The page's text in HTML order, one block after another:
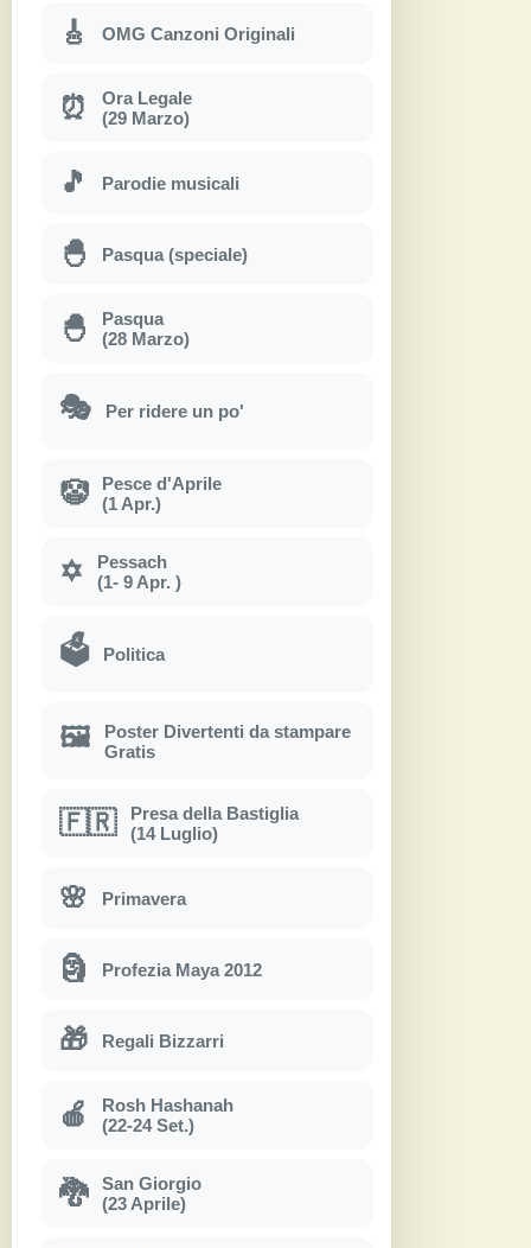
🎸 OMG Canzoni Originali
⏰
Ora Legale
(29 Marzo)
🎵 Parodie musicali
🐣 Pasqua (speciale)
🐣
Pasqua
(28 Marzo)
🎭 Per ridere un po'
🤡
Pesce d'Aprile
(1 Apr.)
✡
Pessach
(1- 9 Apr. )
🗳 Politica
🖼
Poster Divertenti da stampare
Gratis
🇫🇷
Presa della Bastiglia
(14 Luglio)
🌸 Primavera
🗿 Profezia Maya 2012
🎁 Regali Bizzarri
🍎
Rosh Hashanah
(22-24 Set.)
🐉
San Giorgio
(23 Aprile)